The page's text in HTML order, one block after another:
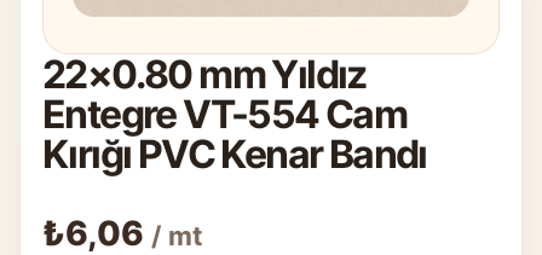
22×0.80 mm Yıldız
Entegre VT-554 Cam
Kırığı PVC Kenar Bandı
₺6,06 / mt